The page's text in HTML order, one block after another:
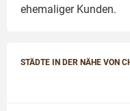
ehemaliger Kunden.
STÄDTE IN DER NÄHE VON